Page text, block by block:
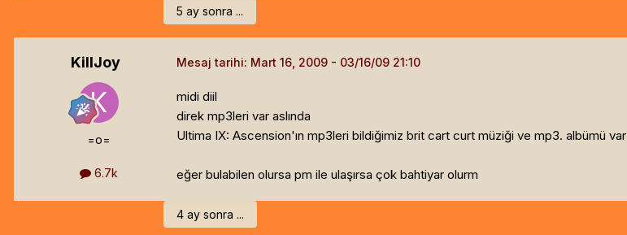
5 ay sonra ...
KillJoy
=o=
6.7k
Mesaj tarihi: Mart 16, 2009
midi diil
direk mp3leri var aslında
Ultima IX: Ascension'ın mp3leri bildiğimiz brit cart curt müziği ve mp3. albümü var
eğer bulabilen olursa pm ile ulaşırsa çok bahtiyar olurm
4 ay sonra ...